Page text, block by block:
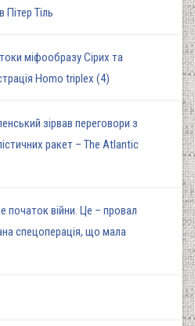
Тіль
міфообразу Сірих та
Homo triplex (4)
зірвав переговори з
ракет – The Atlantic
початок війни. Це – провал
спецоперація, що мала